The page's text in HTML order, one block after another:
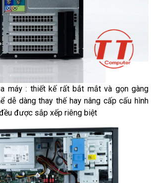
máy : thiết kế rất bắt mắt và gọn gàng
dễ dàng thay thế hay nâng cấp cấu hình
được sắp xếp riêng biệt